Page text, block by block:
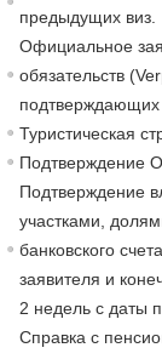
предыдущих виз.
Официальное
обязательств
подтверждающих
Туристическая
Подтверждение
Подтверждение
участками,
банковского
заявителя и
2 недель с даты
Справка с